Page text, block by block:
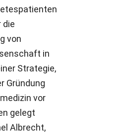
die
von
in
Strategie,
Gründung
vor
gelegt
Albrecht,